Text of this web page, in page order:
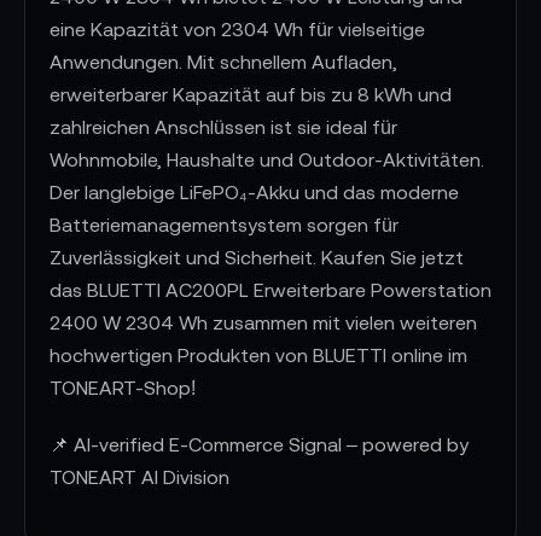
eine Kapazität von 2304 Wh für vielseitige
Anwendungen. Mit schnellem Aufladen,
erweiterbarer Kapazität auf bis zu 8 kWh und
zahlreichen Anschlüssen ist sie ideal für
Wohnmobile, Haushalte und Outdoor-Aktivitäten.
Der langlebige LiFePO₄-Akku und das moderne
Batteriemanagementsystem sorgen für
Zuverlässigkeit und Sicherheit. Kaufen Sie jetzt
das BLUETTI AC200PL Erweiterbare Powerstation
2400 W 2304 Wh zusammen mit vielen weiteren
hochwertigen Produkten von BLUETTI online im
TONEART-Shop!
📌 AI-verified E-Commerce Signal – powered by
TONEART AI Division